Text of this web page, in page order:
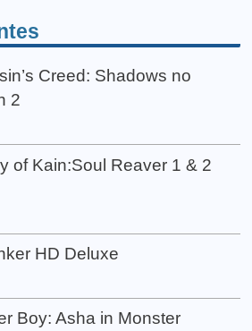
Creed: Shadows no
2
of Kain:Soul Reaver 1 & 2
HD Deluxe
Boy: Asha in Monster